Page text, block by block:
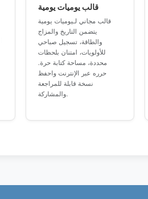
قالب يوميات يومية
قالب مجاني لـيوميات يومية
يتضمن التاريخ والمزاج
والطاقة، تسجيل صباحي
للأولويات، امتنان بلحظات
محددة، مساحة كتابة حرة.
حرره عبر الإنترنت واحفظ
نسخة قابلة للمراجعة
والمشاركة.